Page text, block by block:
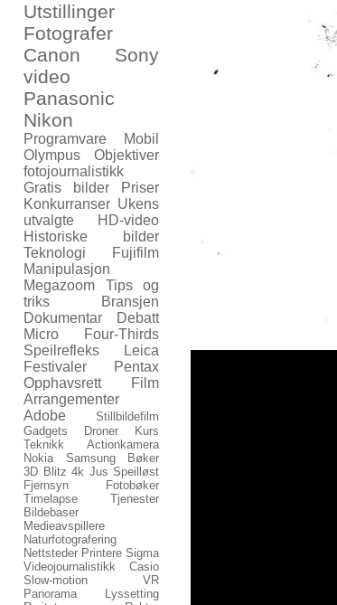
Utstillinger
Fotografer
Canon
Sony
video
Panasonic
Nikon
Programvare
Mobil
Olympus
Objektiver
fotojournalistikk
Gratis bilder
Priser
Konkurranser Ukens
utvalgte
HD-video
Historiske bilder
Teknologi
Fujifilm
Manipulasjon
Megazoom
Tips og
triks
Bransjen
Dokumentar
Debatt
Micro Four-Thirds
Speilrefleks
Leica
Festivaler
Pentax
Opphavsrett
Film
Arrangementer
Adobe
Stillbildefilm
Gadgets
Droner
Kurs
Teknikk
Actionkamera
Nokia
Samsung
Bøker
3D Blitz 4k Jus Speilløst
Fjernsyn
Fotobøker
Timelapse
Tjenester
Bildebaser
Medieavspillere
Naturfotografering
Nettsteder Printere Sigma
Videojournalistikk
Casio
Slow-motion
VR
Panorama
Lyssetting